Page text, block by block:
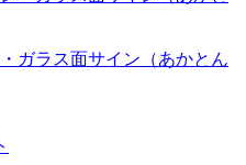
ガラス面サイン（あかとん